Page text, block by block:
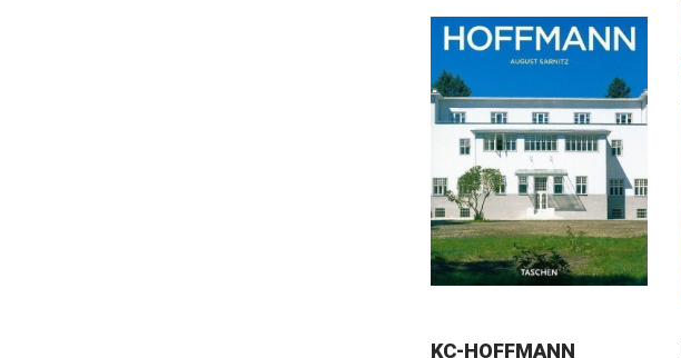
KC-HOFFMANN